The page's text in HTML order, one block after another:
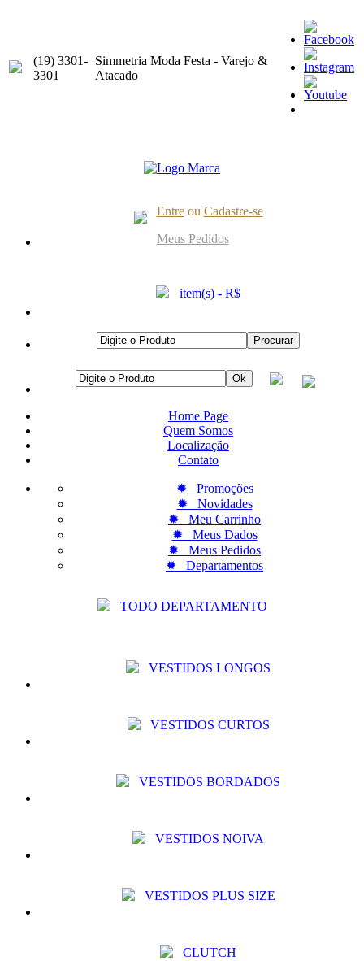
(19) 3301-
3301
Simmetria Moda Festa - Varejo &
Atacado
Entre ou Cadastre-se
Meus Pedidos
item(s) - R$
Home Page
Quem Somos
Localização
Contato
✹ Promoções
✹ Novidades
✹ Meu Carrinho
✹ Meus Dados
✹ Meus Pedidos
✹ Departamentos
TODO DEPARTAMENTO
VESTIDOS LONGOS
VESTIDOS CURTOS
VESTIDOS BORDADOS
VESTIDOS NOIVA
VESTIDOS PLUS SIZE
CLUTCH